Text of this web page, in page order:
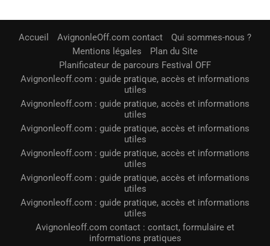
Accueil AvignonleOff.com contact
Qui sommes-nous ?
Mentions légales
Plan du Site
Planificateur de parcours Festival OFF
Avignonleoff.com : guide pratique, accès et informations
utiles
Avignonleoff.com : guide pratique, accès et informations
utiles
Avignonleoff.com : guide pratique, accès et informations
utiles
Avignonleoff.com : guide pratique, accès et informations
utiles
Avignonleoff.com : guide pratique, accès et informations
utiles
Avignonleoff.com : guide pratique, accès et informations
utiles
Avignonleoff.com contact : contact, formulaire et
informations pratiques